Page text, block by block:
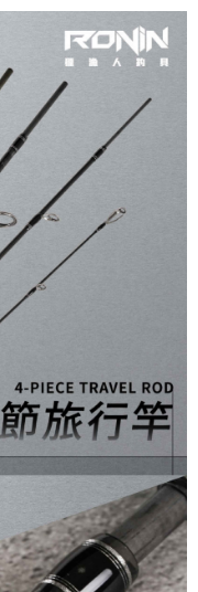
下簡稱本公司）所提供，讓
並由商店將買賣／分期付款
單繳交帳款。
目的，商店將以您的個人
大進項蒐集、處理及利用，
、核對及更正。
oppay.tw/userRule
的連結，可透過四大超商／
交易完成。
若您需要取消訂單，請聯絡
為有效，需透過AFTEE先享
頁面顯示為準，若有關於
，請聯繫「AFTEE先享後付
support/home
先享後付」服務完成之交
將交易相關給付款項請求債
護人之同意方可使用
損失，本公司不負相關責
號之用戶狀況，依本公司即
情形，本公司將視審查結果
。若發現惡意使用之情形，
）